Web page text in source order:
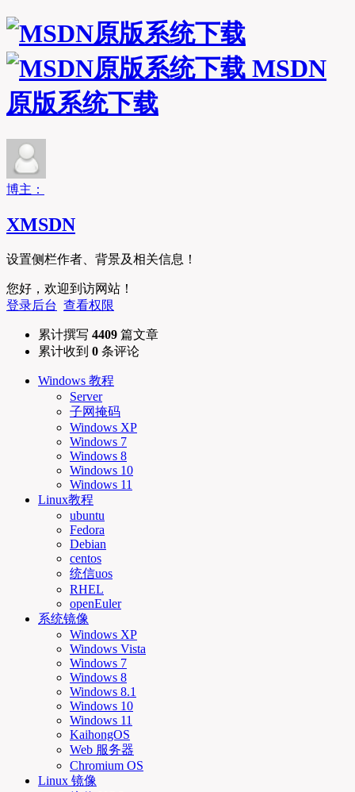
MSDN
原版系统下载
博主：
XMSDN
设置侧栏作者、背景及相关信息！
您好，欢迎到访网站！
登录后台 查看权限
累计撰写 4409 篇文章
累计收到 0 条评论
Windows 教程
Server
子网掩码
Windows XP
Windows 7
Windows 8
Windows 10
Windows 11
Linux教程
ubuntu
Fedora
Debian
centos
统信uos
RHEL
openEuler
系统镜像
Windows XP
Windows Vista
Windows 7
Windows 8
Windows 8.1
Windows 10
Windows 11
KaihongOS
Web 服务器
Chromium OS
Linux 镜像